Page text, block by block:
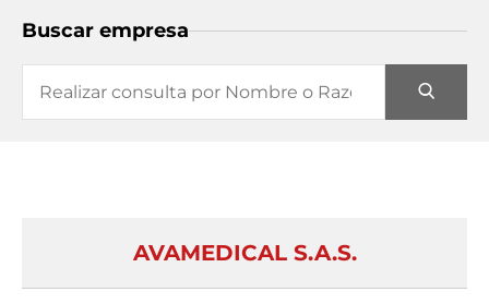
Buscar empresa
AVAMEDICAL S.A.S.